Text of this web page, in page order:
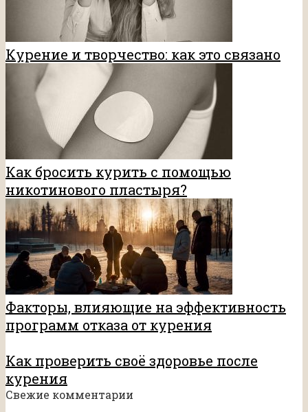
Курение и творчество: как это связано
Как бросить курить с помощью
никотинового пластыря?
Факторы, влияющие на эффективность
программ отказа от курения
Как проверить своё здоровье после
курения
Свежие комментарии